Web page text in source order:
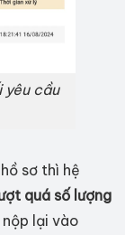
yêu cầu
sơ thì hệ
quá số lượng
nộp lại vào